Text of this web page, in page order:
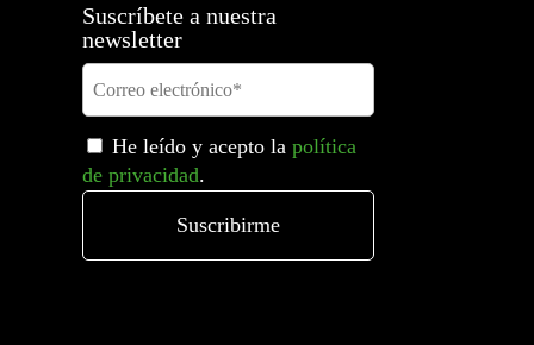
Suscríbete a nuestra
newsletter
He leído y acepto la política
de privacidad.